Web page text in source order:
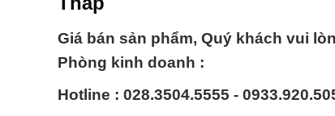
Giá bán sản phẩm, Quý khách vui
Phòng kinh doanh :
Hotline : 028.3504.5555 -